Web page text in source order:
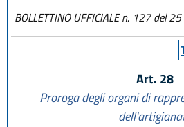
BOLLETTINO UFFICIALE n. 127 del
Art. 28
Proroga degli organi di